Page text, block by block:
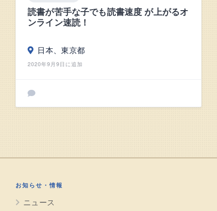
読書が苦手な子でも読書速度 が上がるオ
ンライン速読！
日本、東京都
2020年9月9日に追加
お知らせ・情報
ニュース